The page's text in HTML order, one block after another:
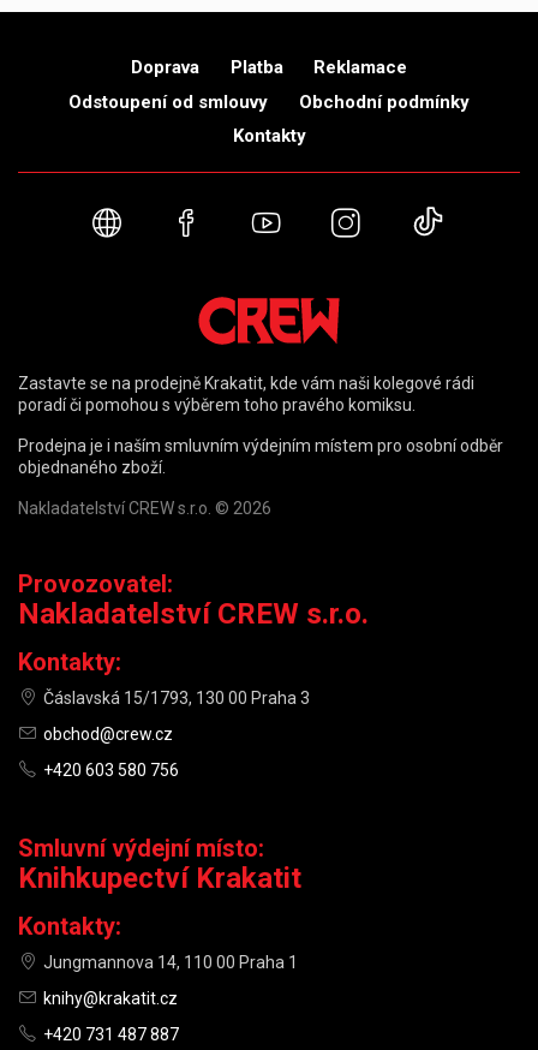
Doprava Platba
Reklamace
Odstoupení od smlouvy
Obchodní podmínky
Kontakty
Webové stránky
FacebookYouTubeInstagram
Zastavte se na prodejně Krakatit, kde vám naši kolegové rádi
poradí či pomohou s výběrem toho pravého komiksu.
Prodejna je i naším smluvním výdejním místem pro osobní odběr
objednaného zboží.
Nakladatelství CREW s.r.o. © 2026
Provozovatel:
Nakladatelství CREW s.r.o.
Kontakty:
Čáslavská 15/1793, 130 00 Praha 3
obchod@crew.cz
+420 603 580 756
Smluvní výdejní místo:
Knihkupectví Krakatit
Kontakty:
Jungmannova 14, 110 00 Praha 1
knihy@krakatit.cz
+420 731 487 887